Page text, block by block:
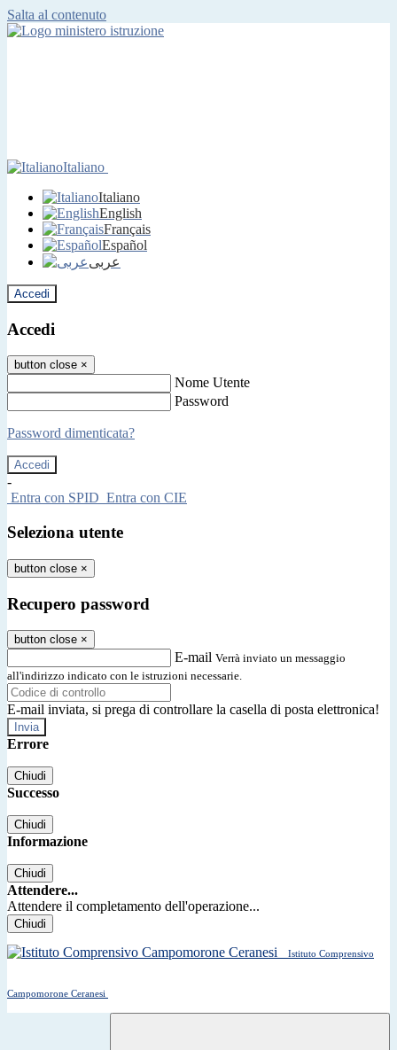
Salta al contenuto
Italiano
Italiano
English
Français
Español
عربى
Accedi
Accedi
button close ×
Nome Utente
Password
Password dimenticata?
-
Entra con SPID Entra con CIE
Seleziona utente
button close ×
Recupero password
button close ×
E-mail Verrà inviato un messaggio
all'indirizzo indicato con le istruzioni necessarie.
E-mail inviata, si prega di controllare la casella di posta elettronica!
Errore
Chiudi
Successo
Chiudi
Informazione
Chiudi
Attendere...
Attendere il completamento dell'operazione...
Chiudi
Istituto Comprensivo
Campomorone Ceranesi